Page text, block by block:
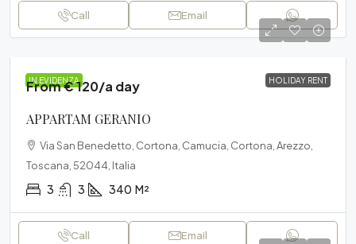
Call Email
IN EVIDENZA HOLIDAY RENT
From € 120/a day
APPARTAM GERANIO
Via San Benedetto, Cortona, Camucia, Cortona, Arezzo,
Toscana, 52044, Italia
3 3 340 M²
Call Email